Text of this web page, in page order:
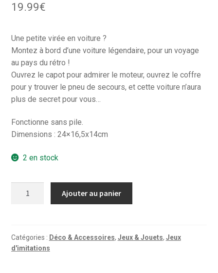
19.99€
Une petite virée en voiture ?
Montez à bord d’une voiture légendaire, pour un voyage
au pays du rétro !
Ouvrez le capot pour admirer le moteur, ouvrez le coffre
pour y trouver le pneu de secours, et cette voiture n’aura
plus de secret pour vous…
Fonctionne sans pile.
Dimensions : 24×16,5x14cm
2 en stock
Ajouter au panier
Catégories : Déco & Accessoires, Jeux & Jouets, Jeux
d'imitations